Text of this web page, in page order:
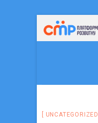
UNCATEGORIZED